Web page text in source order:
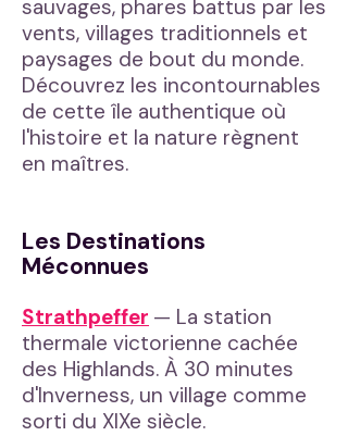
sauvages, phares battus par les
vents, villages traditionnels et
paysages de bout du monde.
Découvrez les incontournables
de cette île authentique où
l'histoire et la nature règnent
en maîtres.
Les Destinations
Méconnues
Strathpeffer — La station
thermale victorienne cachée
des Highlands. À 30 minutes
d'Inverness, un village comme
sorti du XIXe siècle.